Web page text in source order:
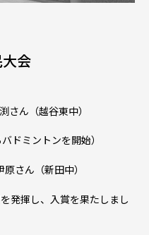
会
さん（越谷東中）
ドミントンを開始）
さん（新田中）
発揮し、入賞を果たしまし